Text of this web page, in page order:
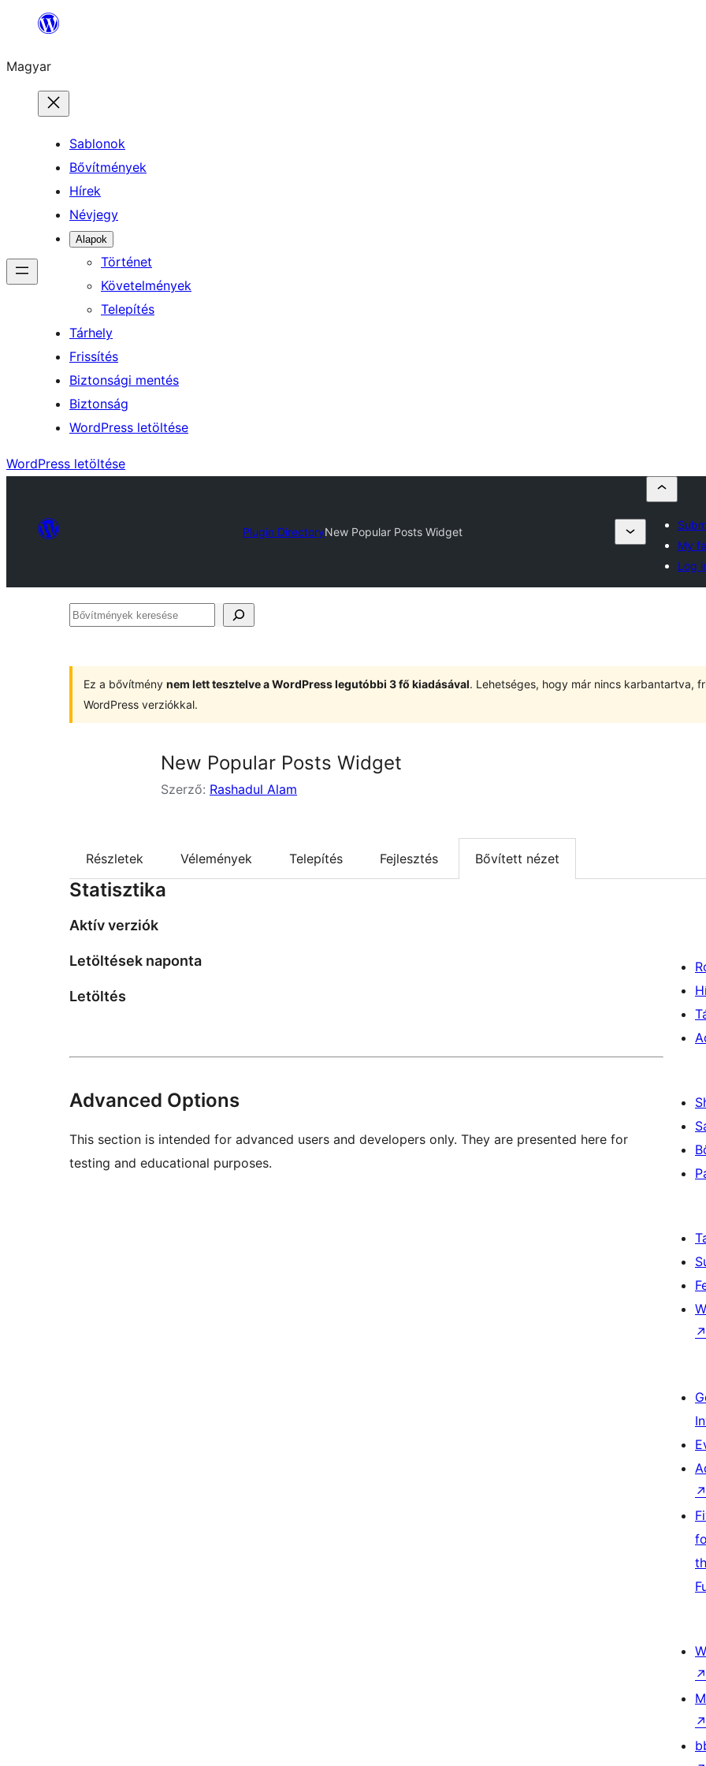
Ugrás
tartalomhoz
Magyar
Sablonok
Bővítmények
Hírek
Névjegy
Alapok
Történet
Követelmények
Telepítés
Tárhely
Frissítés
Biztonsági mentés
Biztonság
WordPress letöltése
WordPress letöltése
Plugin DirectoryNew Popular Posts Widget
My
Log
Bővítmények
Ez a bővítmény nem lett tesztelve a WordPress legutóbbi 3 fő kiadásával. Lehetséges, hogy már nincs karbantartva,
WordPress verziókkal.
New Popular Posts Widget
Szerző: Rashadul Alam
Részletek Vélemények Telepítés Fejlesztés Bővített nézet
Statisztika
Aktív verziók
Letöltések naponta
Letöltés
Advanced Options
This section is intended for advanced users and developers only. They are presented here for
testing and educational purposes.
↗
↗
↗
↗